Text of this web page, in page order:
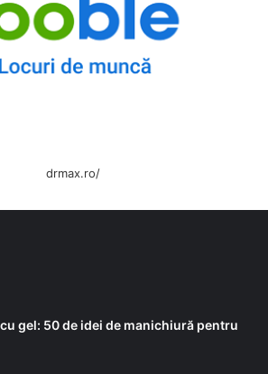
gel: 50 de idei de manichiură pentru